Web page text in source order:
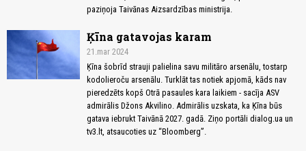
paziņoja Taivānas Aizsardzības ministrija.
Ķīna gatavojas karam
21.mar 2024
Ķīna šobrīd strauji palielina savu militāro arsenālu, tostarp
kodolieroču arsenālu. Turklāt tas notiek apjomā, kāds nav
pieredzēts kopš Otrā pasaules kara laikiem - sacīja ASV
admirālis Džons Akvilino. Admirālis uzskata, ka Ķīna būs
gatava iebrukt Taivānā 2027. gadā. Ziņo portāli dialog.ua un
tv3.lt, atsaucoties uz “Bloomberg”.